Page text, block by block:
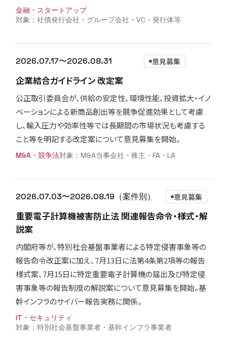
金融・スタートアップ
社債発行会社・グループ会社・VC・発行体等
2026.07.17〜2026.08.31 意見募集
企業結合ガイドライン 改定案
公正取引委員会が、供給の安定性、環境性能、投資拡大・イノ
ベーションによる新商品創出等を競争促進効果として考慮
し、輸入圧力や効率性等では長期間の市場状況も考慮する
こと等を明記する改定案について意見募集を開始。
M&A・競争法 M&A当事会社・株主・FA・LA
2026.07.03〜2026.08.19（案件別） 意見募集
重要電子計算機被害防止法 関連報告命令・様式・解
説案
内閣府等が、特別社会基盤事業者による特定侵害事象等の
報告命令改正案に加え、7月13日に法第4条第2項等の報告
様式案、7月15日に特定重要電子計算機の届出及び特定侵
害事象等の報告制度の解説案について意見募集を開始。基
幹インフラのサイバー報告実務に関係。
IT・セキュリティ
特別社会基盤事業者・基幹インフラ事業者